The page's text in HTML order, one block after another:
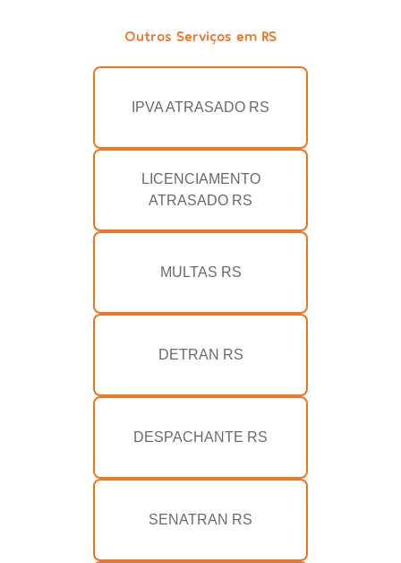
Outros Serviços em RS
IPVA ATRASADO RS
LICENCIAMENTO
ATRASADO RS
MULTAS RS
DETRAN RS
DESPACHANTE RS
SENATRAN RS